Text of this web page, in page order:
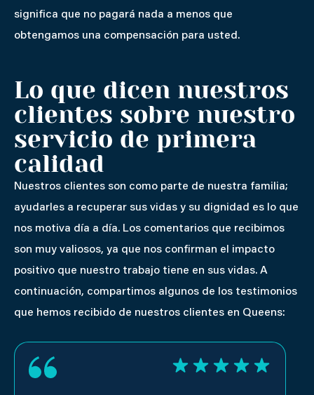
significa que no pagará nada a menos que
obtengamos una compensación para usted.
Lo que dicen nuestros
clientes sobre nuestro
servicio de primera
calidad
Nuestros clientes son como parte de nuestra familia;
ayudarles a recuperar sus vidas y su dignidad es lo que
nos motiva día a día. Los comentarios que recibimos
son muy valiosos, ya que nos confirman el impacto
positivo que nuestro trabajo tiene en sus vidas. A
continuación, compartimos algunos de los testimonios
que hemos recibido de nuestros clientes en Queens: